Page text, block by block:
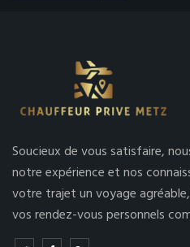
Soucieux de vous satisfaire,
notre expérience et nos
votre trajet un voyage
vos rendez-vous personnels